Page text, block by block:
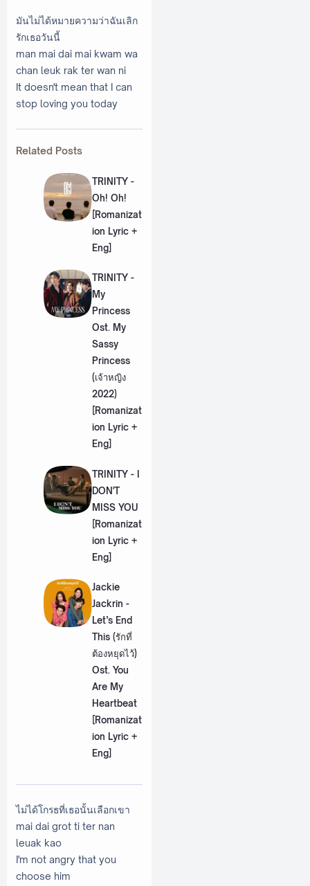
มันไม่ได้หมายความว่าฉันเลิก
รักเธอวันนี้
man mai dai mai kwam wa
chan leuk rak ter wan ni
It doesn't mean that I can
stop loving you today
Related Posts
TRINITY -
Oh! Oh!
[Romanizat
ion Lyric +
Eng]
TRINITY -
My
Princess
Ost. My
Sassy
Princess
(เจ้าหญิง
2022)
[Romanizat
ion Lyric +
Eng]
TRINITY - I
DON'T
MISS YOU
[Romanizat
ion Lyric +
Eng]
Jackie
Jackrin -
Let’s End
This (รักที่
ต้องหยุดไว้)
Ost. You
Are My
Heartbeat
[Romanizat
ion Lyric +
Eng]
ไม่ได้โกรธที่เธอนั้นเลือกเขา
mai dai grot ti ter nan
leuak kao
I'm not angry that you
choose him